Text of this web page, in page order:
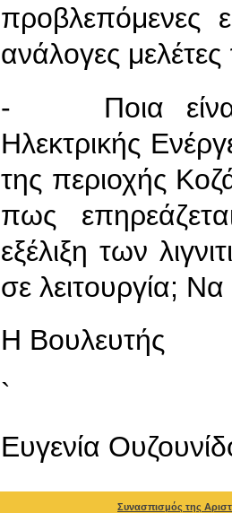
προβλεπόμενες
ανάλογες
- Ποια είναι
Ηλεκτρικής
της περιοχής
πως
εξέλιξη των
σε λειτουργία;
Η Βουλευτής
`
Ευγενία
Συνασπισμός της